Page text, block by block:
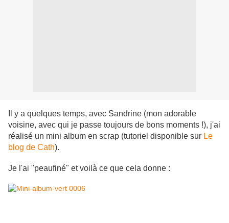
Il y a quelques temps, avec Sandrine (mon adorable
voisine, avec qui je passe toujours de bons moments !), j'ai
réalisé un mini album en scrap (tutoriel disponible sur Le
blog de Cath).
Je l'ai "peaufiné" et voilà ce que cela donne :